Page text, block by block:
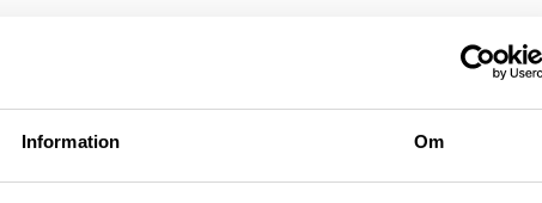
Information Om
OM